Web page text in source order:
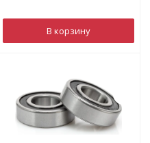
В корзину